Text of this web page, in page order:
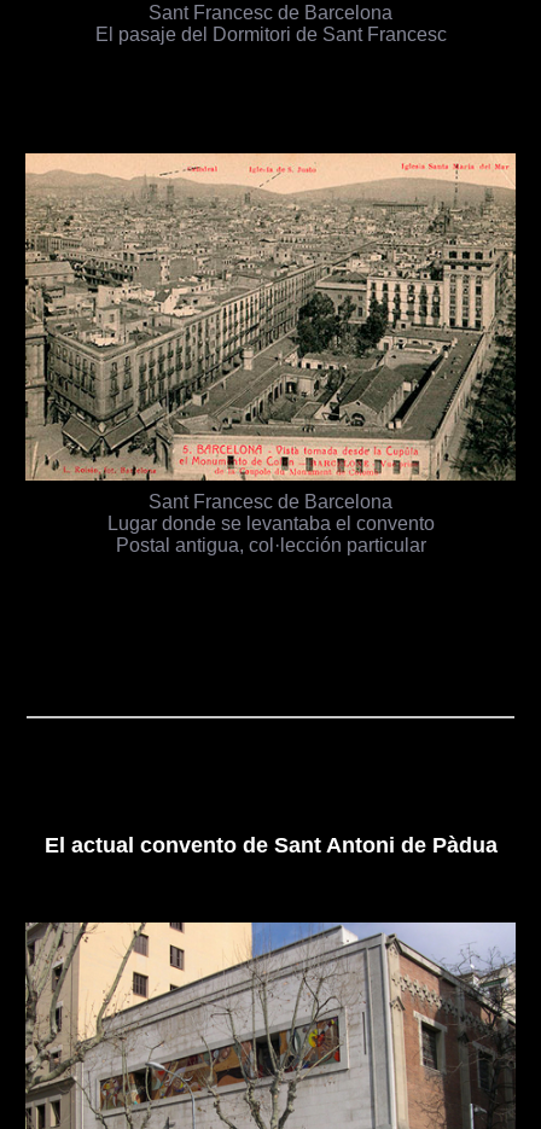
Sant Francesc de Barcelona
El pasaje del Dormitori de Sant Francesc
Sant Francesc de Barcelona
Lugar donde se levantaba el convento
Postal antigua, col·lección particular
El actual convento de Sant Antoni de Pàdua